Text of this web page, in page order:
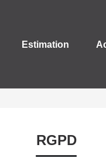
Estimation
RGPD